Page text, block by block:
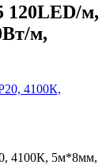
120LED/м,
м,
4100К, 5м*8мм,